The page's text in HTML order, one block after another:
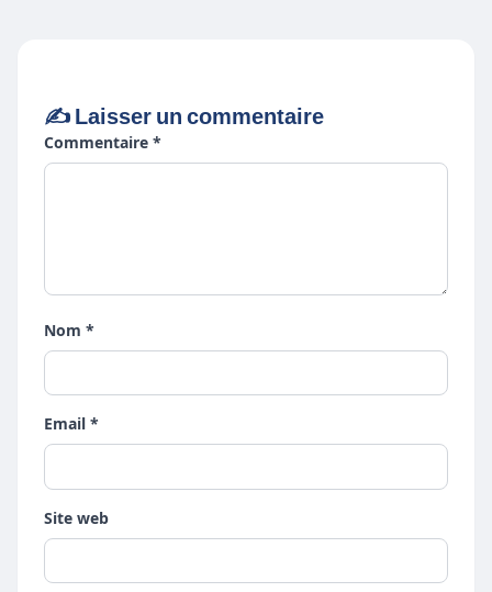
✍️ Laisser un commentaire
Commentaire *
Nom *
Email *
Site web